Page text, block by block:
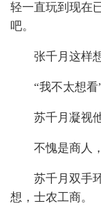
轻一直玩到现在
吧。
张千月这样
“我不太想看”
苏千月凝视
不愧是商人
苏千月双手
想，士农工商。